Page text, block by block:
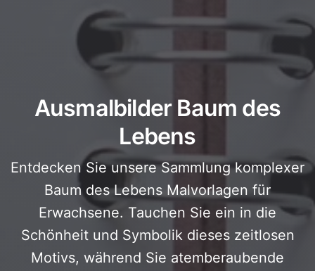
Ausmalbilder Baum des
Lebens
Entdecken Sie unsere Sammlung komplexer
Baum des Lebens Malvorlagen für
Erwachsene. Tauchen Sie ein in die
Schönheit und Symbolik dieses zeitlosen
Motivs, während Sie atemberaubende